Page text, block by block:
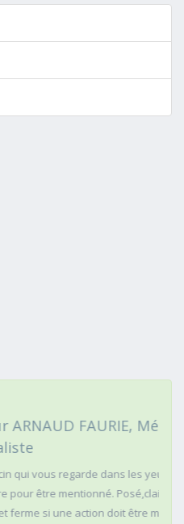
FAURIE, Médecin
regarde dans les yeux c'est
mentionné. Posé,clair dans
une action doit être menée